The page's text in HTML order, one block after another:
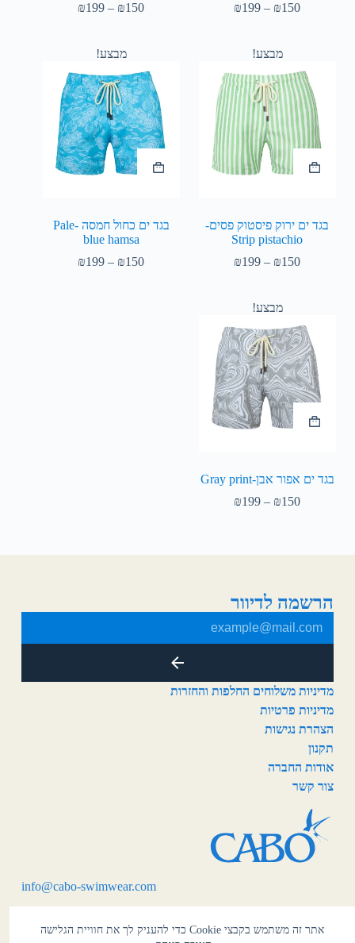
אתר זה משתמש בקבצי Cookie כדי להעניק לך את חוויית הגלישה
₪150
–
₪199
₪150
–
₪199
מבצע!
בגד ים ירוק פיסטוק פסים-
Strip pistachio
₪150
–
₪199
מבצע!
בגד ים כחול חמסה -Pale
blue hamsa
₪150
–
₪199
מבצע!
בגד ים אפור אבן-Gray print
₪150
–
₪199
info@cabo-swimwear.com
מדיניות משלוחים החלפות והחזרות
מדיניות פרטיות
הצהרת נגישות
תקנון
אודות החברה
צור קשר
הרשמה לדיוור